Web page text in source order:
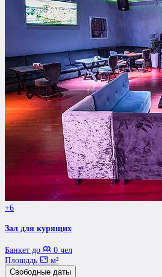
+6
Зал для курящих
Банкет до
0 чел
Площадь
м²
Свободные даты